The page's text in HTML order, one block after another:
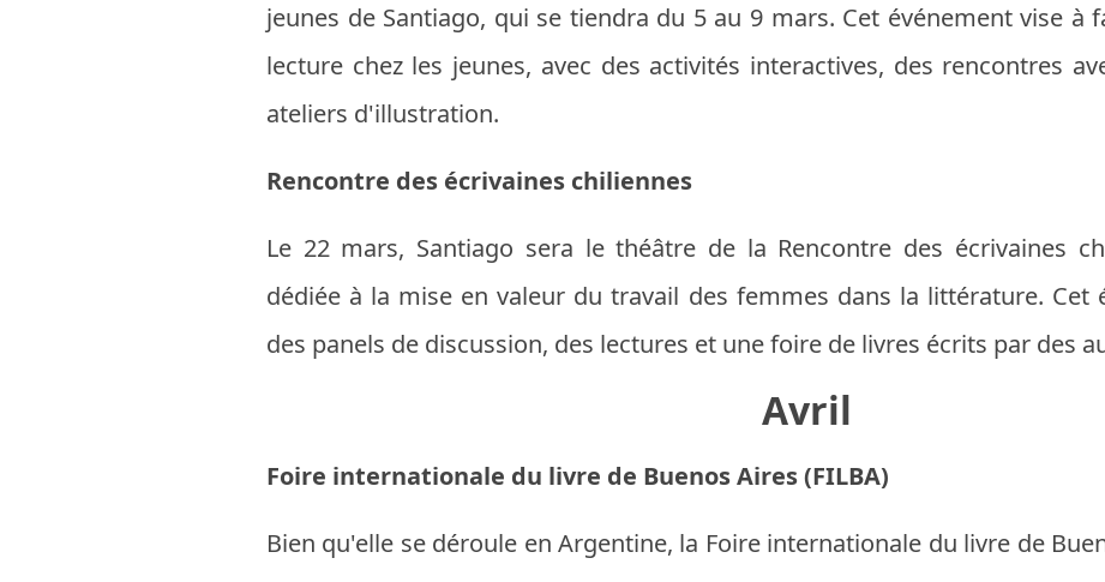
jeunes de Santiago, qui se tiendra du 5 au 9 mars. Cet événement vise à
lecture chez les jeunes, avec des activités interactives, des rencontres
ateliers d'illustration.
Rencontre des écrivaines chiliennes
Le 22 mars, Santiago sera le théâtre de la Rencontre des écrivaines
dédiée à la mise en valeur du travail des femmes dans la littérature. Cet
des panels de discussion, des lectures et une foire de livres écrits par des
Avril
Foire internationale du livre de Buenos Aires (FILBA)
Bien qu'elle se déroule en Argentine, la Foire internationale du livre de